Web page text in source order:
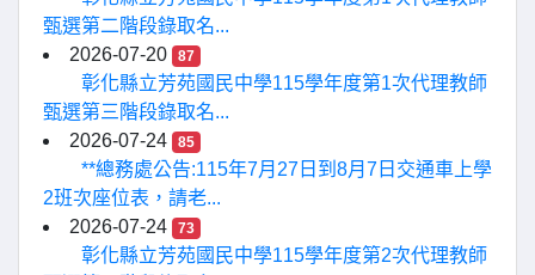
甄選第二階段錄取名...
2026-07-20
87
彰化縣立芳苑國民中學115學年度第1次代理教師
甄選第三階段錄取名...
2026-07-24
85
**總務處公告:115年7月27日到8月7日交通車上學
2班次座位表，請老...
2026-07-24
73
彰化縣立芳苑國民中學115學年度第2次代理教師